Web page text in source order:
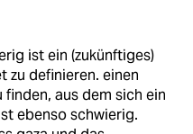
ist ein (zukünftiges)
zu definieren. einen
aus dem sich ein
ebenso schwierig.